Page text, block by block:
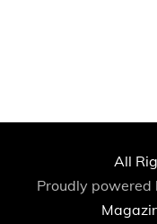
All
Proudly powered